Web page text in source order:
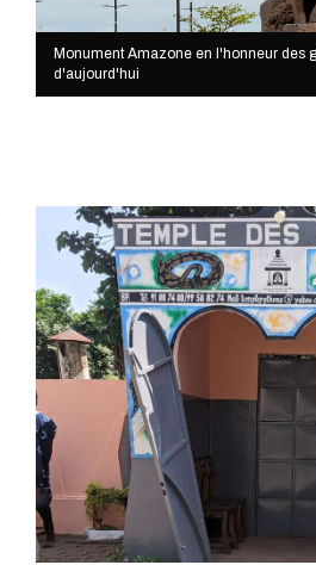
Monument Amazone en l'honneur des
d'aujourd'hui